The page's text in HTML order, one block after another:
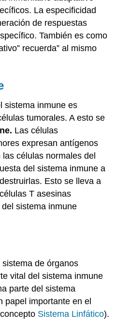
La especificidad
de respuestas
También es como
recuerda” al mismo
sistema inmune es
tumorales. A esto se
Las células
expresan antígenos
células normales del
del sistema inmune a
Esto se lleva a
T asesinas
sistema inmune
de órganos
vital del sistema inmune
parte del sistema
papel importante en el
Sistema Linfático).